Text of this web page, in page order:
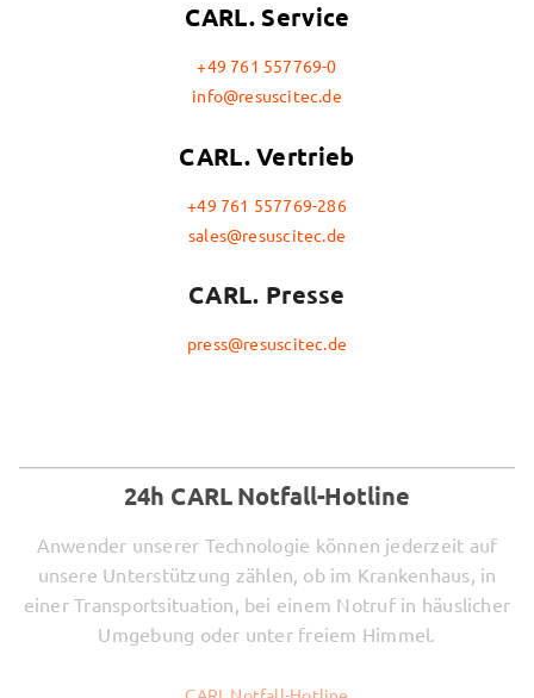
CARL. Service
+49 761 557769-0
info@resuscitec.de
CARL. Vertrieb
+49 761 557769-286
sales@resuscitec.de
CARL. Presse
press@resuscitec.de
24h CARL Notfall-Hotline
Anwender unserer Technologie können jederzeit auf
unsere Unterstützung zählen, ob im Krankenhaus, in
einer Transportsituation, bei einem Notruf in häuslicher
Umgebung oder unter freiem Himmel.